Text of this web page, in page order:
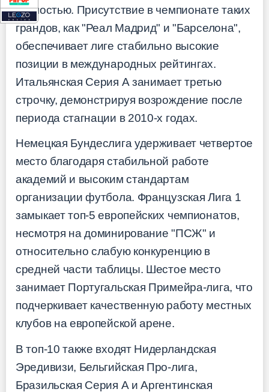
зрелостью. Присутствие в чемпионате таких
грандов, как "Реал Мадрид" и "Барселона",
обеспечивает лиге стабильно высокие
позиции в международных рейтингах.
Итальянская Серия А занимает третью
строчку, демонстрируя возрождение после
периода стагнации в 2010-х годах.
Немецкая Бундеслига удерживает четвертое
место благодаря стабильной работе
академий и высоким стандартам
организации футбола. Французская Лига 1
замыкает топ-5 европейских чемпионатов,
несмотря на доминирование "ПСЖ" и
относительно слабую конкуренцию в
средней части таблицы. Шестое место
занимает Португальская Примейра-лига, что
подчеркивает качественную работу местных
клубов на европейской арене.
В топ-10 также входят Нидерландская
Эредивизи, Бельгийская Про-лига,
Бразильская Серия А и Аргентинская